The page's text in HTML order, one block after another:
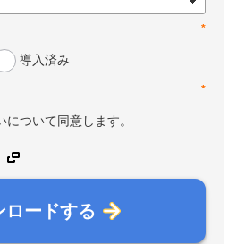
*
導入済み
*
ついて同意します。
ロードする